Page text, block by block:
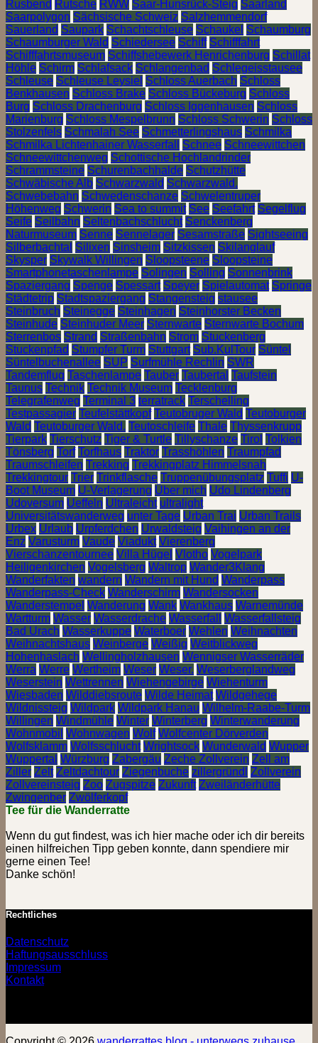
Rusbend Rutsche RWW Saar-Hunsrück-Steig Saarland
Saarpolygon Sächsische Schweiz Salzhemmendorf
Sauerland Saupark Schachtschleuse Schaukel Schaumburg
Schaumburger Wald Schiedersee Schiff Schifffahrt
Schifffahrtsmuseum Schiffshebewerk Henrichenburg Schillat
Höhle Schirm Schlafsack Schlangenbad Schlegeisstausee
Schleuse Schleuse Leysiel Schloss Auerbach Schloss
Benkhausen Schloss Brake Schloss Bückeburg Schloss
Burg Schloss Drachenburg Schloss Iggenhausen Schloss
Marienburg Schloss Mespelbrunn Schloss Schwerin Schloss
Stolzenfels Schmalah See Schmetterlingshaus Schmilka
Schmilka Lichtenhainer Wasserfall
Schnee Schneewittchen
Schneewittchenweg Schottische Hochlandrinder
Schrammsteine Schurenbachhalde Schutzhütte
Schwäbische Alb Schwarzwald Schwarzwald.
Schwebebahn Schwedenschanze Schwelentruper
Höhenweg Schwerin Sea to summit See Seefahrt Segelflug
Seife Seilbahn Seltenbachschlucht Senckenberg
Naturmuseum Senne Sennelager Sesamstraße Sightseeing
Silberbachtal Silixen Sinsheim Sitzkissen Skilanglauf
Skysper Skywalk Willingen Sloopsteene Sloopsteine
Smartphonetaschenlampe Solingen Solling Sonnenbrink
Spaziergang Spenge Spessart Speyer Spielautomat Springe
Städtetrip Stadtspaziergang Stangensteig stausee
Steinbruch Steinegge Steinhagen Steinhorster Becken
Steinhude Steinhuder Meer Sternwarte Sternwarte Bochum
Sterrenbos Strand Straßenbahn Strom Stuckenberg
Stuckenpfad Stumpfer Turm Stuttgart Sub.KulTour Süntel
Süntelbuchenallee SUP Surfmühle Rechlin SWR
Tandemflug Taschenlampe Tauber Taubertal Taufstein
Taunus Technik Technik Museum Tecklenburg
Telegrafenweg Terminal 3 terratrack Terschelling
Testpassagier Teufelstättkopf Teutobruger Wald Teutoburger
Wald Teutoburger Wald. Teutoschleife Thale Thyssenkrupp
Tierpark Tierschutz Tiger & Turtle Tillyschanze Tirol Tolkien
Tönsberg Torf Torfhaus Traktor Trasshöhlen Traumpfad
Traumschleifen Trekking Trekkingplatz Himmelsnah
Trekkingtour Trier Trinkflasche Truppenübungsplatz Tuffi U-
Boot Museum U-Verlagerung Über mich Udo Lindenberg
Udoversum Ueffeln Ultraleicht ultralight
Universitätswanderweg unter Tage Urban Trai Urban Trails
Urbex Urlaub Urpferdchen Urwaldsteig Vaihingen an der
Enz Varusturm Vaude Viadukt Vierenberg
Vierschanzentournee Villa Hügel Vlotho Vogelpark
Heiligenkirchen Vogelsberg Waltrop Wander3Klang
Wanderfakten wandern Wandern mit Hund Wanderpass
Wanderpass-Check Wanderschirm Wandersocken
Wanderstempel Wanderung Wank Wankhaus Warnemünde
Wartturm Wasser Wasserdrache Wasserfall
Wasserfallsteig
Bad Urach Wasserkuppe Waterboer Wehlen Weihnachten
Weihnachtshaus Weinberge Weißig Weitblickweg
Hohenhaslach Wellingholzhausen Wennigser Wasserräder
Werra Werre Wertheim Weser Weser. Weserberglandweg
Weserstein Wettrennen Wiehengebirge Wiehenturm
Wiesbaden Wilddiebsroute Wilde Heimat Wildgehege
Wildnissteig Wildpark Wildpark Hanau Wilhelm-Raabe-Turm
Willingen Windmühle Winter Winterberg Winterwanderung
Wohnmobil Wohnwagen Wolf Wolfcenter Dörverden
Wolfsklamm Wolfsschlucht Wrightsock Wunderwald Wupper
Wuppertal Würzburg Zabergäu Zeche Zollverein Zell am
Ziller Zelt Zeltdachtour Ziegenbuche zillergründl Zollverein
Zollvereinsteig Zoo Zugspitze Zukunft Zweiländerhütte
Zwingenber Zwölferkopf
Tee für die Wanderratte
Wenn du gut findest, was ich hier mache oder ich dir bereits
einen hilfreichen Tipp geben konnte, dann spendiere mir
gerne einen Tee!
Danke schön!
Rechtliches
Datenschutz
Haftungsausschluss
Impressum
Kontakt